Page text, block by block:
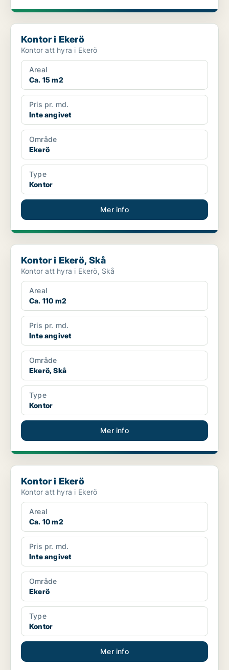
Kontor i Ekerö
Kontor i Ekerö
Kontor att hyra i Ekerö
Areal
Ca. 15 m2
Pris pr. md.
Inte angivet
Område
Ekerö
Type
Kontor
Mer info
Kontor i Ekerö, Skå
Kontor i Ekerö, Skå
Kontor att hyra i Ekerö, Skå
Areal
Ca. 110 m2
Pris pr. md.
Inte angivet
Område
Ekerö, Skå
Type
Kontor
Mer info
Kontor i Ekerö
Kontor i Ekerö
Kontor att hyra i Ekerö
Areal
Ca. 10 m2
Pris pr. md.
Inte angivet
Område
Ekerö
Type
Kontor
Mer info